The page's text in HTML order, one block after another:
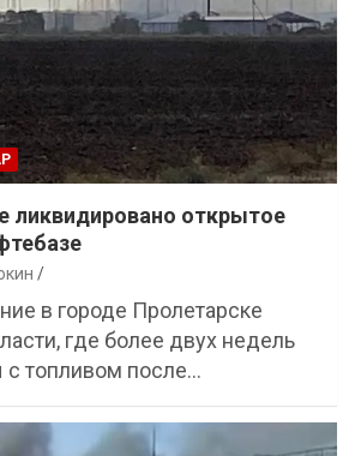
ликвидировано открытое
в городе Пролетарске
где более двух недель
с топливом после…